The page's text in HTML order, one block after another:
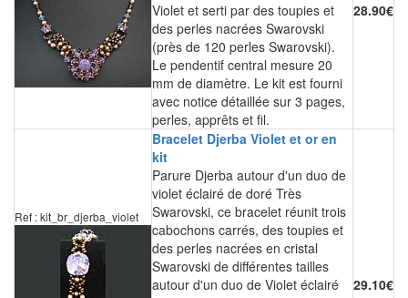
Violet et serti par des toupies et
des perles nacrées Swarovski
(près de 120 perles Swarovski).
Le pendentif central mesure 20
mm de diamètre. Le kit est fourni
avec notice détaillée sur 3 pages,
perles, apprêts et fil.
28.90€
Ref : kit_br_djerba_violet
Bracelet Djerba Violet et or en
kit
Parure Djerba autour d'un duo de
violet éclairé de doré Très
Swarovski, ce bracelet réunit trois
cabochons carrés, des toupies et
des perles nacrées en cristal
Swarovski de différentes tailles
autour d'un duo de Violet éclairé
29.10€